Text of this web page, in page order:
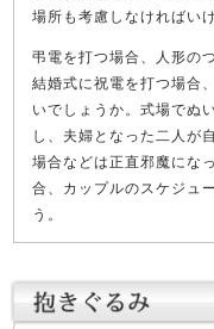
場所も考慮しなければい
弔電を打つ場合、人形の
結婚式に祝電を打つ場合
いでしょうか。式場でぬ
し、夫婦となった二人が
場合などは正直邪魔にな
合、カップルのスケジュ
う。